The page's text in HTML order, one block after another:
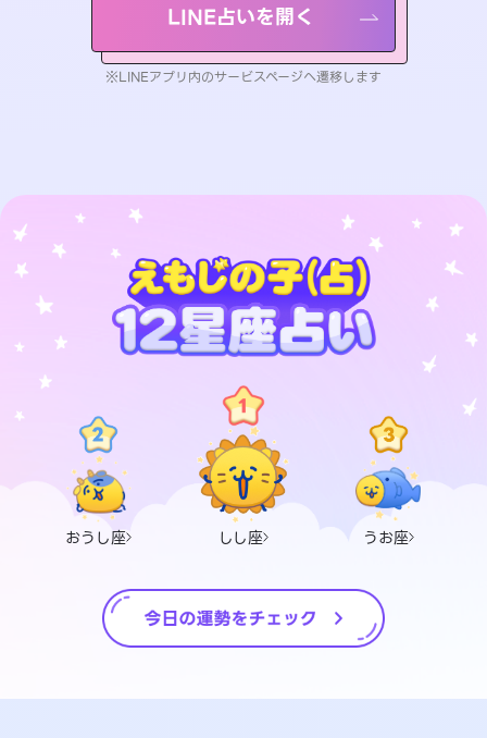
LINE占いを開く
※LINEアプリ内のサービスページへ遷移します
おうし座 しし座 うお座